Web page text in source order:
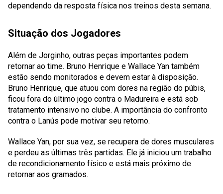
dependendo da resposta física nos treinos desta semana.
Situação dos Jogadores
Além de Jorginho, outras peças importantes podem
retornar ao time. Bruno Henrique e Wallace Yan também
estão sendo monitorados e devem estar à disposição.
Bruno Henrique, que atuou com dores na região do púbis,
ficou fora do último jogo contra o Madureira e está sob
tratamento intensivo no clube. A importância do confronto
contra o Lanús pode motivar seu retorno.
Wallace Yan, por sua vez, se recupera de dores musculares
e perdeu as últimas três partidas. Ele já iniciou um trabalho
de recondicionamento físico e está mais próximo de
retornar aos gramados.